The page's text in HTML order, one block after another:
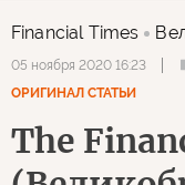
Financial Times
05 ноября 2020 16:23
ОРИГИНАЛ СТАТЬИ
The